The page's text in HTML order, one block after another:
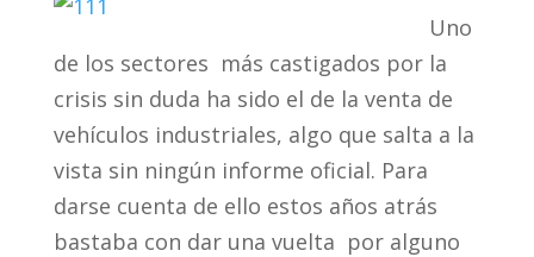
Uno
de los sectores más castigados por la
crisis sin duda ha sido el de la venta de
vehículos industriales, algo que salta a la
vista sin ningún informe oficial. Para
darse cuenta de ello estos años atrás
bastaba con dar una vuelta por alguno